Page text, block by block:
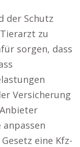
der Schutz
zu
sorgen, dass
Versicherung
eine Kfz-